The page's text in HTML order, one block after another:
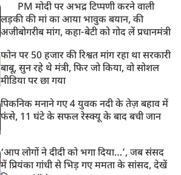
PM मोदी पर अभद्र टिप्पणी करने वाली
लड़की की मां का आया भावुक बयान, की
अजीबोगरीब मांग, कहा-बेटी को गोद लें प्रधानमंत्री
फोन पर 50 हजार की रिश्वत मांग रहा था सरकारी
बाबू, सुन रहे थे मंत्री, फिर जो किया, वो सोशल
मीडिया पर छा गया
पिकनिक मनाने गए 4 युवक नदी के तेज़ बहाव में
फंसे, 11 घंटे के सफल रेस्क्यू के बाद बची जान
‘आप लोगों ने दीदी को भगा दिया…’, जब संसद
में प्रियंका गांधी से भिड़ गए ममता के सांसद, देखें